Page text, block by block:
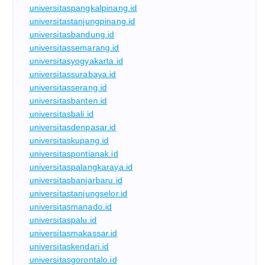
universitaspangkalpinang.id
universitastanjungpinang.id
universitasbandung.id
universitassemarang.id
universitasyogyakarta.id
universitassurabaya.id
universitasserang.id
universitasbanten.id
universitasbali.id
universitasdenpasar.id
universitaskupang.id
universitaspontianak.id
universitaspalangkaraya.id
universitasbanjarbaru.id
universitastanjungselor.id
universitasmanado.id
universitaspalu.id
universitasmakassar.id
universitaskendari.id
universitasgorontalo.id